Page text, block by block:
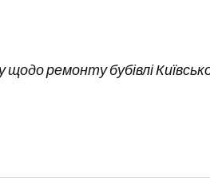
ремонту бубівлі